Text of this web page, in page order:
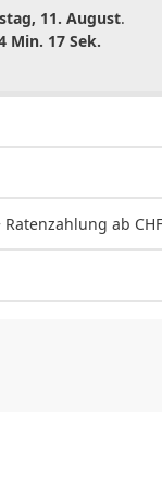
11. August.
Min. 17 Sek.
ab